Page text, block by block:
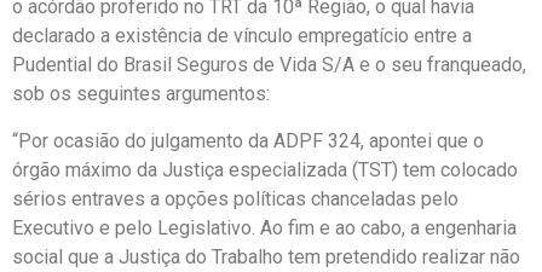
o acórdão proferido no TRT da 10ª Região, o qual havia
declarado a existência de vínculo empregatício entre a
Pudential do Brasil Seguros de Vida S/A e o seu franqueado,
sob os seguintes argumentos:
“Por ocasião do julgamento da ADPF 324, apontei que o
órgão máximo da Justiça especializada (TST) tem colocado
sérios entraves a opções políticas chanceladas pelo
Executivo e pelo Legislativo. Ao fim e ao cabo, a engenharia
social que a Justiça do Trabalho tem pretendido realizar não